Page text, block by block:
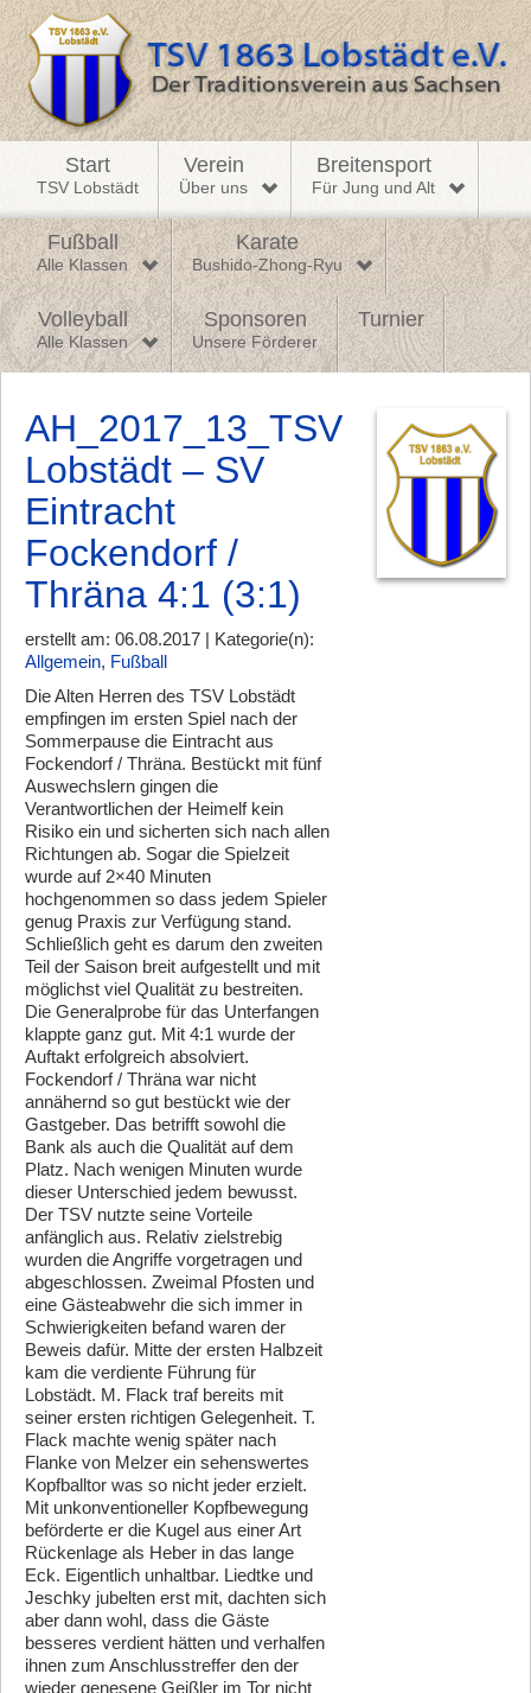
Start
TSV Lobstädt
Verein
Über uns
Breitensport
Für Jung und Alt
Fußball
Alle Klassen
Karate
Bushido-Zhong-Ryu
Volleyball
Alle Klassen
Sponsoren
Unsere Förderer
Turnier
AH_2017_13_TSV
Lobstädt – SV
Eintracht
Fockendorf /
Thräna 4:1 (3:1)
erstellt am: 06.08.2017 | Kategorie(n):
Allgemein, Fußball
Die Alten Herren des TSV Lobstädt
empfingen im ersten Spiel nach der
Sommerpause die Eintracht aus
Fockendorf / Thräna. Bestückt mit fünf
Auswechslern gingen die
Verantwortlichen der Heimelf kein
Risiko ein und sicherten sich nach allen
Richtungen ab. Sogar die Spielzeit
wurde auf 2×40 Minuten
hochgenommen so dass jedem Spieler
genug Praxis zur Verfügung stand.
Schließlich geht es darum den zweiten
Teil der Saison breit aufgestellt und mit
möglichst viel Qualität zu bestreiten.
Die Generalprobe für das Unterfangen
klappte ganz gut. Mit 4:1 wurde der
Auftakt erfolgreich absolviert.
Fockendorf / Thräna war nicht
annähernd so gut bestückt wie der
Gastgeber. Das betrifft sowohl die
Bank als auch die Qualität auf dem
Platz. Nach wenigen Minuten wurde
dieser Unterschied jedem bewusst.
Der TSV nutzte seine Vorteile
anfänglich aus. Relativ zielstrebig
wurden die Angriffe vorgetragen und
abgeschlossen. Zweimal Pfosten und
eine Gästeabwehr die sich immer in
Schwierigkeiten befand waren der
Beweis dafür. Mitte der ersten Halbzeit
kam die verdiente Führung für
Lobstädt. M. Flack traf bereits mit
seiner ersten richtigen Gelegenheit. T.
Flack machte wenig später nach
Flanke von Melzer ein sehenswertes
Kopfballtor was so nicht jeder erzielt.
Mit unkonventioneller Kopfbewegung
beförderte er die Kugel aus einer Art
Rückenlage als Heber in das lange
Eck. Eigentlich unhaltbar. Liedtke und
Jeschky jubelten erst mit, dachten sich
aber dann wohl, dass die Gäste
besseres verdient hätten und verhalfen
ihnen zum Anschlusstreffer den der
wieder genesene Geißler im Tor nicht